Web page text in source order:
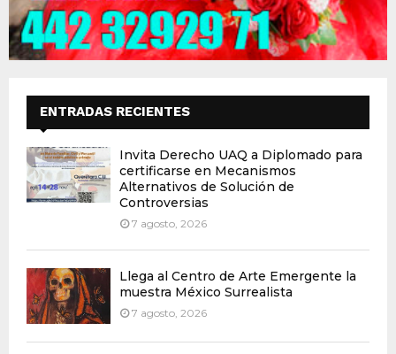
ENTRADAS RECIENTES
Invita Derecho UAQ a Diplomado para
certificarse en Mecanismos
Alternativos de Solución de
Controversias
7 agosto, 2026
Llega al Centro de Arte Emergente la
muestra México Surrealista
7 agosto, 2026